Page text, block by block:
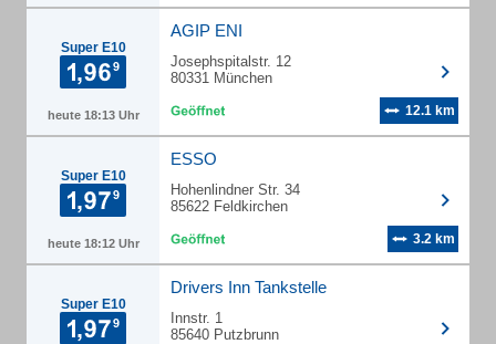
Super E10
heute 18:13 Uhr
AGIP ENI
Josephspitalstr. 12
80331 München
12.1 km
Super E10
heute 18:12 Uhr
ESSO
Hohenlindner Str. 34
85622 Feldkirchen
3.2 km
Super E10
Drivers Inn Tankstelle
Innstr. 1
85640 Putzbrunn